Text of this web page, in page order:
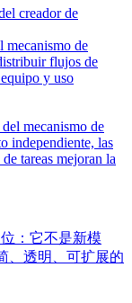
creador de
mecanismo de
flujos de
y uso
mecanismo de
independiente, las
tareas mejoran la
：它不是新模
、透明、可扩展的